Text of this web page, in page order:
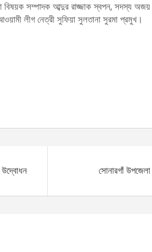
সম্পাদক আব্দুর রাজ্জাক স্বপন, সদস্য অজয়
লীগ নেত্রী সুফিয়া সুলতানা সুরমা প্রমুখ।
উদ্বোধন সোনারগাঁ